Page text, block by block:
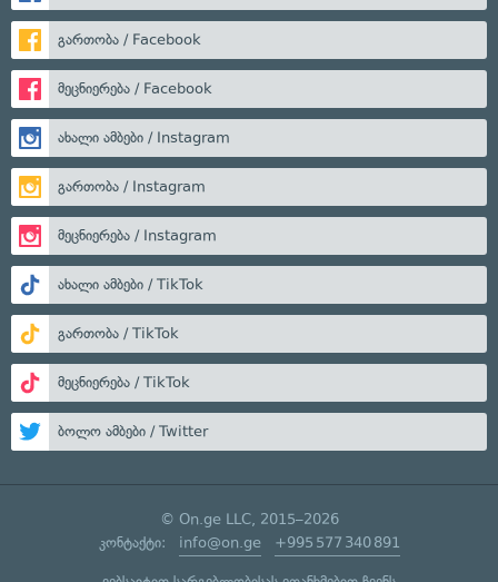
გართობა / Facebook
მეცნიერება / Facebook
ახალი ამბები / Instagram
გართობა / Instagram
მეცნიერება / Instagram
ახალი ამბები / TikTok
გართობა / TikTok
მეცნიერება / TikTok
ბოლო ამბები / Twitter
© On.ge LLC, 2015–2026
კონტაქტი: info@on.ge +995 577 340 891